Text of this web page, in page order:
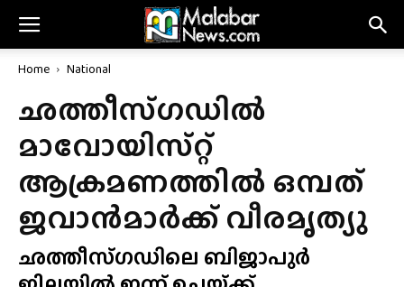
Home National
ഛത്തീസ്‌ഗഡിൽ
മാവോയിസ്‌റ്റ്
ആക്രമണത്തിൽ ഒമ്പത്
ജവാൻമാർക്ക് വീരമൃത്യു
ഛത്തീസ്‌ഗഡിലെ ബിജാപുർ